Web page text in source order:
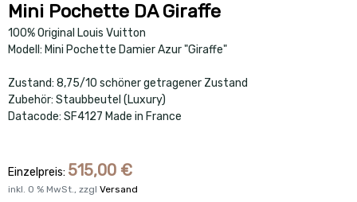
Mini Pochette DA Giraffe
100% Original Louis Vuitton
Modell: Mini Pochette Damier Azur "Giraffe"
Zustand: 8,75/10 schöner getragener Zustand
Zubehör: Staubbeutel (Luxury)
Datacode: SF4127 Made in France
Einzelpreis: 515,00 €
inkl. 0 % MwSt., zzgl Versand